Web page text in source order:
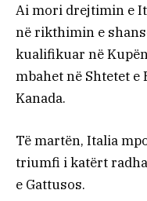
Ai mori drejtimin e
në rikthimin e
kualifikuar në
mbahet në Shtetet e
Kanada.
Të martën, Italia
triumfi i katërt
e Gattusos.